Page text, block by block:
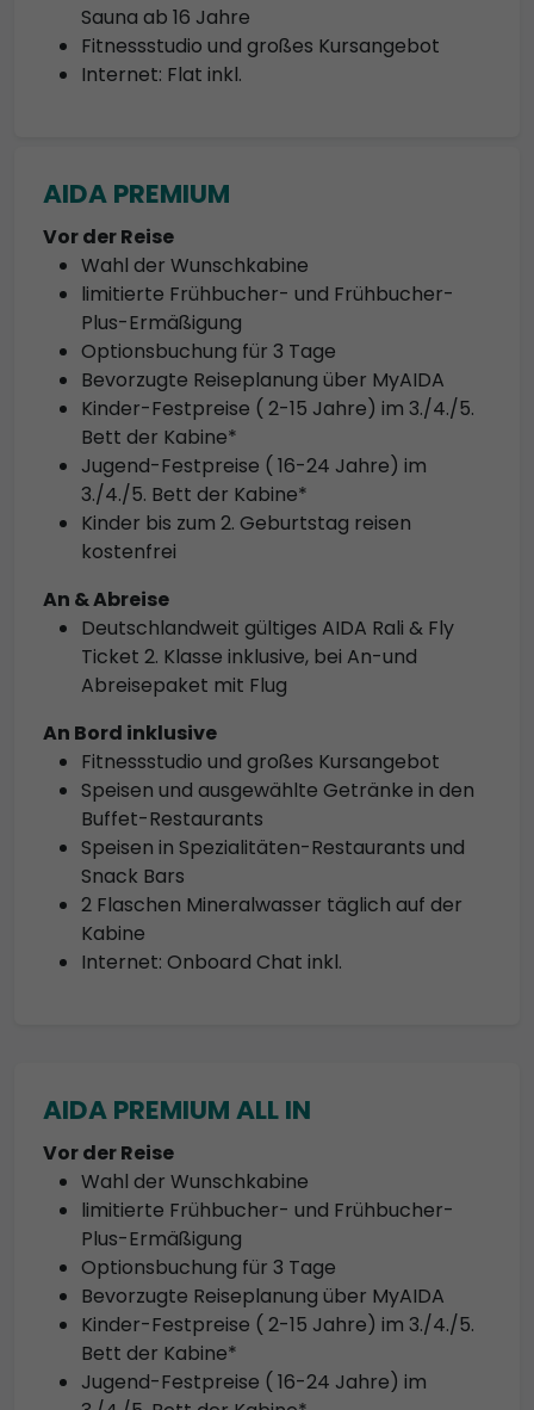
Sauna ab 16 Jahre
Fitnessstudio und großes Kursangebot
Internet: Flat inkl.
AIDA PREMIUM
Vor der Reise
Wahl der Wunschkabine
limitierte Frühbucher- und Frühbucher-
Plus-Ermäßigung
Optionsbuchung für 3 Tage
Bevorzugte Reiseplanung über MyAIDA
Kinder-Festpreise ( 2-15 Jahre) im 3./4./5.
Bett der Kabine*
Jugend-Festpreise ( 16-24 Jahre) im
3./4./5. Bett der Kabine*
Kinder bis zum 2. Geburtstag reisen
kostenfrei
An & Abreise
Deutschlandweit gültiges AIDA Rali & Fly
Ticket 2. Klasse inklusive, bei An-und
Abreisepaket mit Flug
An Bord inklusive
Fitnessstudio und großes Kursangebot
Speisen und ausgewählte Getränke in den
Buffet-Restaurants
Speisen in Spezialitäten-Restaurants und
Snack Bars
2 Flaschen Mineralwasser täglich auf der
Kabine
Internet: Onboard Chat inkl.
AIDA PREMIUM ALL IN
Vor der Reise
Wahl der Wunschkabine
limitierte Frühbucher- und Frühbucher-
Plus-Ermäßigung
Optionsbuchung für 3 Tage
Bevorzugte Reiseplanung über MyAIDA
Kinder-Festpreise ( 2-15 Jahre) im 3./4./5.
Bett der Kabine*
Jugend-Festpreise ( 16-24 Jahre) im